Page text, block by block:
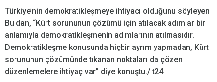
Türkiye’nin demokratikleşmeye ihtiyacı olduğunu söyleyen
Buldan, “Kürt sorununun çözümü için atılacak adımlar bir
anlamıyla demokratikleşmenin adımlarının atılmasıdır.
Demokratikleşme konusunda hiçbir ayrım yapmadan, Kürt
sorununun çözümünde tıkanan noktaları da çözen
düzenlemelere ihtiyaç var” diye konuştu./ t24